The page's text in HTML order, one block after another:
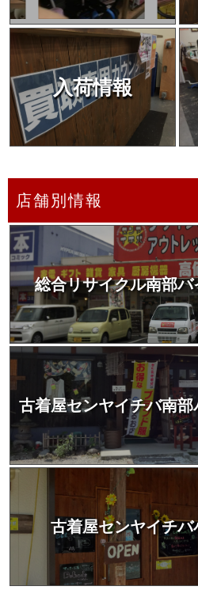
入荷情報
店舗別情報
総合リサイクル南部
古着屋センヤイチバ南
古着屋センヤイチ